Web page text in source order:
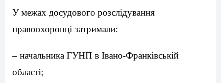
У межах досудового розслідування
правоохоронці затримали:
– начальника ГУНП в Івано-Франківській
області;